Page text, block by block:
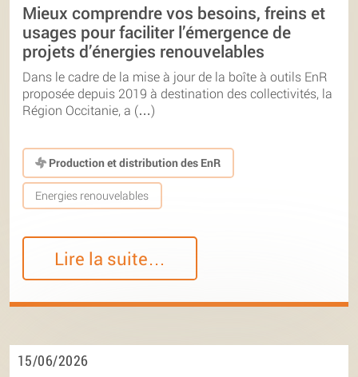
Mieux comprendre vos besoins, freins et
usages pour faciliter l’émergence de
projets d’énergies renouvelables
Dans le cadre de la mise à jour de la boîte à outils EnR
proposée depuis 2019 à destination des collectivités, la
Région Occitanie, a (…)
Production et distribution des EnR
Energies renouvelables
Lire la suite…
15/06/2026